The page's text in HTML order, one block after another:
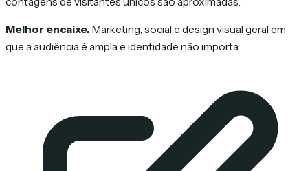
Melhor encaixe. Marketing, social e design visual geral em
que a audiência é ampla e identidade não importa.